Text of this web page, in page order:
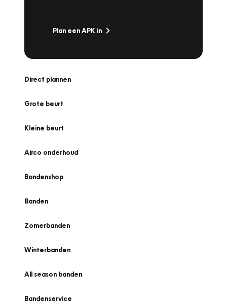
Plan een APK in
Direct plannen
Grote beurt
Kleine beurt
Airco onderhoud
Bandenshop
Banden
Zomerbanden
Winterbanden
All season banden
Bandenservice